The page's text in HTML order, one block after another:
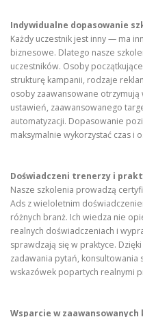
Indywidualne dopasowanie
Każdy uczestnik jest inny — ma
biznesowe. Dlatego nasze
uczestników. Osoby
strukturę kampanii, rodzaje
osoby zaawansowane
ustawień, zaawansowanego
automatyzacji. Dopasowanie
maksymalnie wykorzystać czas i
Doświadczeni trenerzy i
Nasze szkolenia prowadzą
Ads z wieloletnim
różnych branż. Ich wiedza nie
realnych doświadczeniach i
sprawdzają się w praktyce.
zadawania pytań,
wskazówek popartych realnymi
Wsparcie w zaawansowanych